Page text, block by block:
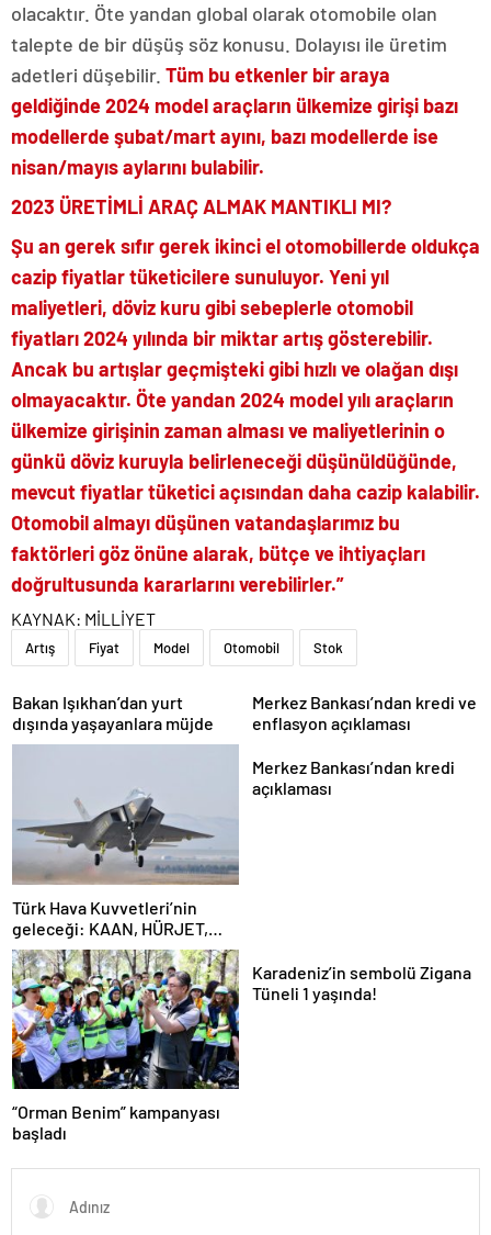
olacaktır. Öte yandan global olarak otomobile olan
talepte de bir düşüş söz konusu. Dolayısı ile üretim
adetleri düşebilir. Tüm bu etkenler bir araya
geldiğinde 2024 model araçların ülkemize girişi bazı
modellerde şubat/mart ayını, bazı modellerde ise
nisan/mayıs aylarını bulabilir.
2023 ÜRETİMLİ ARAÇ ALMAK MANTIKLI MI?
Şu an gerek sıfır gerek ikinci el otomobillerde oldukça
cazip fiyatlar tüketicilere sunuluyor. Yeni yıl
maliyetleri, döviz kuru gibi sebeplerle otomobil
fiyatları 2024 yılında bir miktar artış gösterebilir.
Ancak bu artışlar geçmişteki gibi hızlı ve olağan dışı
olmayacaktır. Öte yandan 2024 model yılı araçların
ülkemize girişinin zaman alması ve maliyetlerinin o
günkü döviz kuruyla belirleneceği düşünüldüğünde,
mevcut fiyatlar tüketici açısından daha cazip kalabilir.
Otomobil almayı düşünen vatandaşlarımız bu
faktörleri göz önüne alarak, bütçe ve ihtiyaçları
doğrultusunda kararlarını verebilirler.”
KAYNAK: MİLLİYET
Artış Fiyat Model Otomobil Stok
Bakan Işıkhan’dan yurt
dışında yaşayanlara müjde
Merkez Bankası’ndan kredi ve
enflasyon açıklaması
Türk Hava Kuvvetleri’nin
geleceği: KAAN, HÜRJET,
GÖKBEY ve HÜRKÜŞ
Merkez Bankası’ndan kredi
açıklaması
“Orman Benim” kampanyası
başladı
Karadeniz’in sembolü Zigana
Tüneli 1 yaşında!